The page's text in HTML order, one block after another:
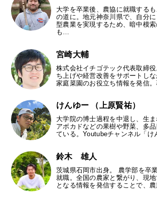
大学を卒業後、農協に就職する
の道に。地元神奈川県で、自分
型農業を実現するため、暗中模
も…
宮崎大輔
株式会社イチゴテック代表取締
ち上げや経営改善をサポートし
家庭菜園のお役立ち情報を発信
けんゆー （上原賢祐）
大学院の博士過程を中退し、生
アボカドなどの果樹や野菜、多
ている。Youtubeチャンネル「
鈴木 雄人
茨城県石岡市出身。 農学部を卒
就職。全国の農家と繋がり、現
となる情報を発信することで、